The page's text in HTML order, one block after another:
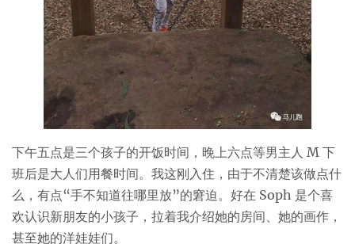
下午五点是三个孩子的开饭时间，晚上六点等男主人 M 下
班后是大人们用餐时间。我这刚入住，由于不清楚该做点什
么，有点“手不知道往哪里放”的窘迫。好在 Soph 是个喜
欢认识新朋友的小孩子，拉着我介绍她的房间、她的画作，
甚至她的洋娃娃们。